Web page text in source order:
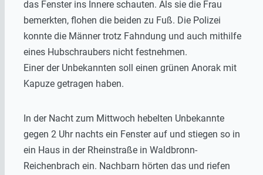
das Fenster ins Innere schauten. Als sie die Frau
bemerkten, flohen die beiden zu Fuß. Die Polizei
konnte die Männer trotz Fahndung und auch mithilfe
eines Hubschraubers nicht festnehmen.
Einer der Unbekannten soll einen grünen Anorak mit
Kapuze getragen haben.
In der Nacht zum Mittwoch hebelten Unbekannte
gegen 2 Uhr nachts ein Fenster auf und stiegen so in
ein Haus in der Rheinstraße in Waldbronn-
Reichenbrach ein. Nachbarn hörten das und riefen